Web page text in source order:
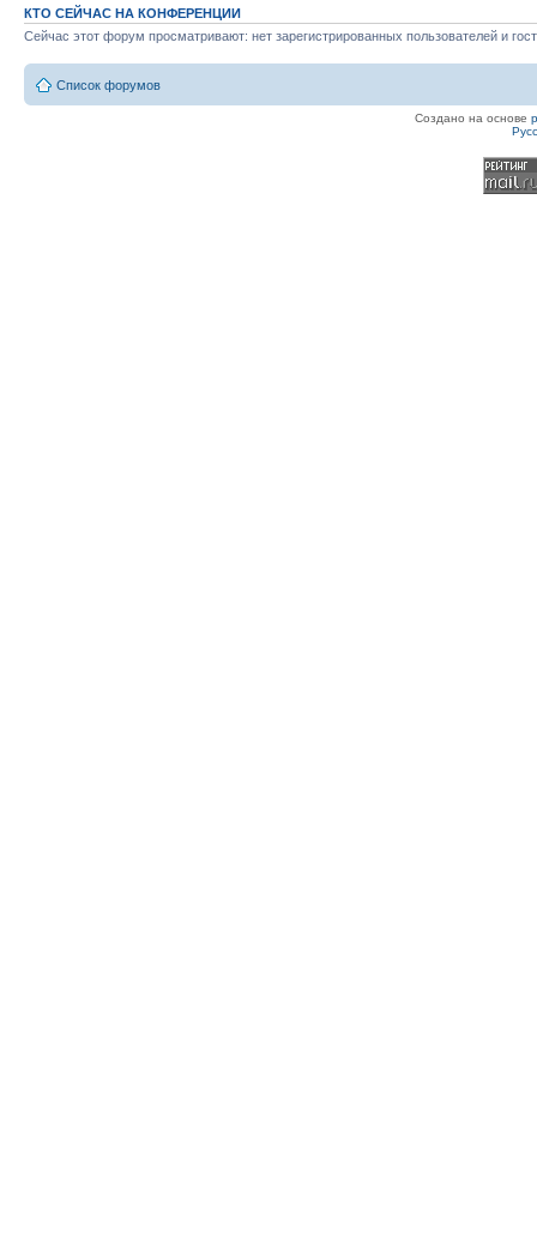
КТО СЕЙЧАС НА КОНФЕРЕНЦИИ
Сейчас этот форум просматривают: нет зарегистрированных пользователей и
Список форумов
Создано на основе